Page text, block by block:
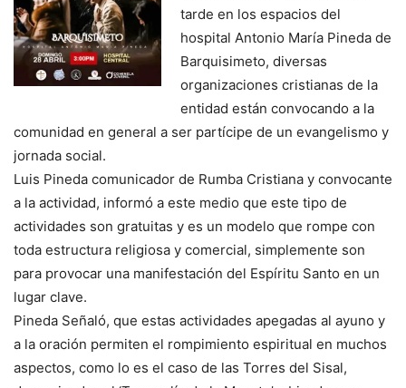
tarde en los espacios del
hospital Antonio María Pineda de
Barquisimeto, diversas
organizaciones cristianas de la
entidad están convocando a la
comunidad en general a ser partícipe de un evangelismo y
jornada social.
Luis Pineda comunicador de Rumba Cristiana y convocante
a la actividad, informó a este medio que este tipo de
actividades son gratuitas y es un modelo que rompe con
toda estructura religiosa y comercial, simplemente son
para provocar una manifestación del Espíritu Santo en un
lugar clave.
Pineda Señaló, que estas actividades apegadas al ayuno y
a la oración permiten el rompimiento espiritual en muchos
aspectos, como lo es el caso de las Torres del Sisal,